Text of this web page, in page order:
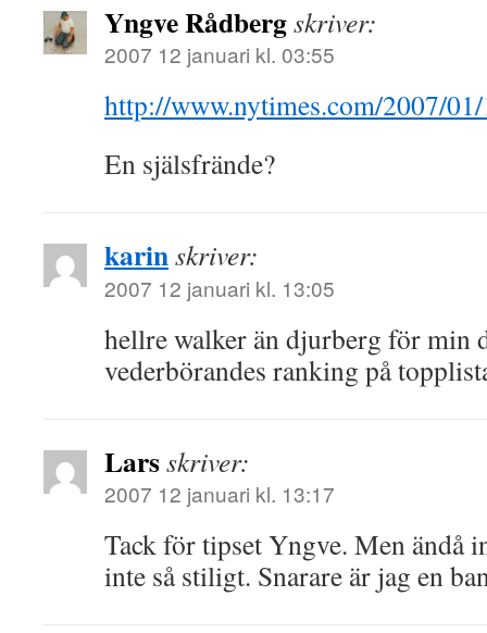
Yngve Rådbergskriver:
2007 12 januari kl. 03:55
http://www.nytimes.com/2007/
En själsfrände?
karinskriver:
2007 12 januari kl. 13:05
hellre walker än djurberg för min
vederbörandes ranking på
Larsskriver:
2007 12 januari kl. 13:17
Tack för tipset Yngve. Men ändå
inte så stiligt. Snarare är jag en